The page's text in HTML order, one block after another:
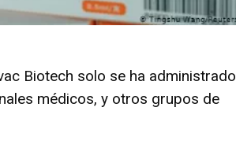
Biotech solo se ha administrado
médicos, y otros grupos de